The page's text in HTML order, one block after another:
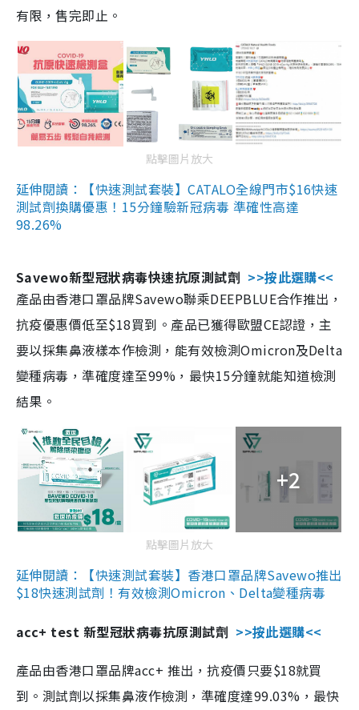
有限，售完即止。
點擊圖片放大
延伸閱讀：【快速測試套裝】CATALO全線門市$16快速
測試劑換購優惠！15分鐘驗新冠病毒 準確性高達
98.26%
Savewo新型冠狀病毒快速抗原測試劑 >>按此選購<<
產品由香港口罩品牌Savewo聯乘DEEPBLUE合作推出，
抗疫優惠價低至$18買到。產品已獲得歐盟CE認證，主
要以採集鼻液樣本作檢測，能有效檢測Omicron及Delta
變種病毒，準確度達至99%，最快15分鐘就能知道檢測
結果。
+2
點擊圖片放大
延伸閱讀：【快速測試套裝】香港口罩品牌Savewo推出
$18快速測試劑！有效檢測Omicron、Delta變種病毒
acc+ test 新型冠狀病毒抗原測試劑 >>按此選購<<
產品由香港口罩品牌acc+ 推出，抗疫價只要$18就買
到。測試劑以採集鼻液作檢測，準確度達99.03%，最快